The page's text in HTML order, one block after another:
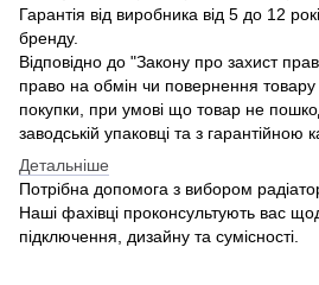
Гарантія від виробника від 5 до 12
бренду.
Відповідно до "Закону про захист
право на обмін чи повернення товару
покупки, при умові що товар не
заводській упаковці та з гарантійною
Детальніше
Потрібна допомога з вибором
Наші фахівці проконсультують вас
підключення, дизайну та сумісності.